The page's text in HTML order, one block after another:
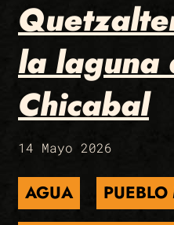
la laguna
Chicabal
14 Mayo 2026
AGUA